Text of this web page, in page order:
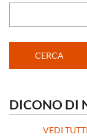
DICONO DI
VEDI TUTTI